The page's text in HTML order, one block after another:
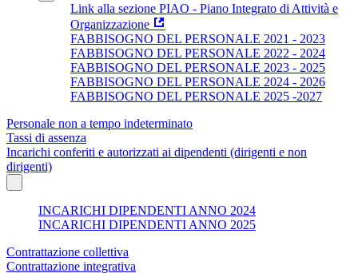
Link alla sezione PIAO - Piano Integrato di Attività e
Organizzazione
FABBISOGNO DEL PERSONALE 2021 - 2023
FABBISOGNO DEL PERSONALE 2022 - 2024
FABBISOGNO DEL PERSONALE 2023 - 2025
FABBISOGNO DEL PERSONALE 2024 - 2026
FABBISOGNO DEL PERSONALE 2025 -2027
Personale non a tempo indeterminato
Tassi di assenza
Incarichi conferiti e autorizzati ai dipendenti (dirigenti e non
dirigenti)
INCARICHI DIPENDENTI ANNO 2024
INCARICHI DIPENDENTI ANNO 2025
Contrattazione collettiva
Contrattazione integrativa